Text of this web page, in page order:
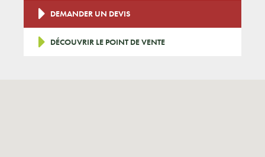
DEMANDER UN DEVIS
DÉCOUVRIR LE POINT DE VENTE